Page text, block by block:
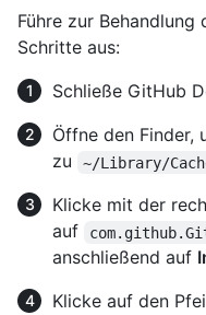
Führe zur Behandlung
Schritte aus:
Schließe GitHub
Öffne den Finder,
zu
~/Library/
Klicke mit der
auf
anschließend auf
Klicke auf den